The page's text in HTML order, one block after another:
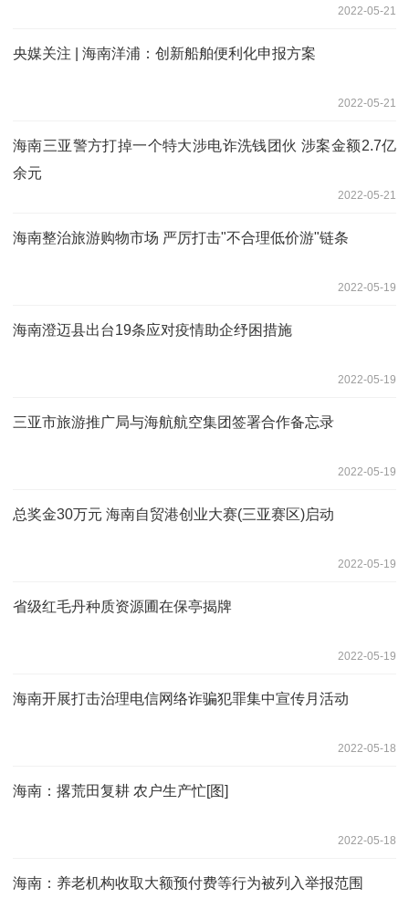
2022-05-21
央媒关注 | 海南洋浦：创新船舶便利化申报方案
2022-05-21
海南三亚警方打掉一个特大涉电诈洗钱团伙 涉案金额2.7亿
余元
2022-05-21
海南整治旅游购物市场 严厉打击"不合理低价游"链条
2022-05-19
海南澄迈县出台19条应对疫情助企纾困措施
2022-05-19
三亚市旅游推广局与海航航空集团签署合作备忘录
2022-05-19
总奖金30万元 海南自贸港创业大赛(三亚赛区)启动
2022-05-19
省级红毛丹种质资源圃在保亭揭牌
2022-05-19
海南开展打击治理电信网络诈骗犯罪集中宣传月活动
2022-05-18
海南：撂荒田复耕 农户生产忙[图]
2022-05-18
海南：养老机构收取大额预付费等行为被列入举报范围